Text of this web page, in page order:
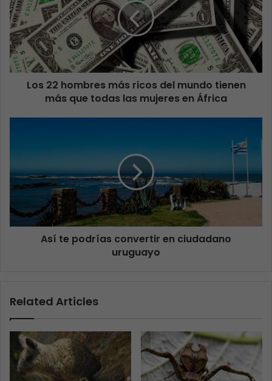
Los 22 hombres más ricos del mundo tienen
más que todas las mujeres en África
Así te podrías convertir en ciudadano
uruguayo
Related Articles